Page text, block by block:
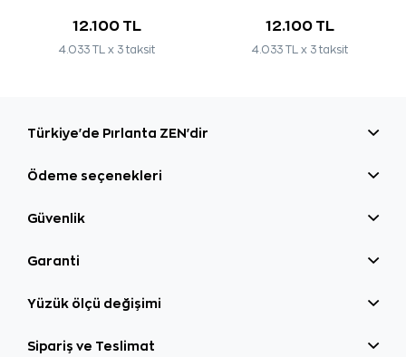
12.100 TL
4.033 TL x 3 taksit
12.100 TL
4.033 TL x 3 taksit
Türkiye'de Pırlanta ZEN'dir
Ödeme seçenekleri
Güvenlik
Garanti
Yüzük ölçü değişimi
Sipariş ve Teslimat